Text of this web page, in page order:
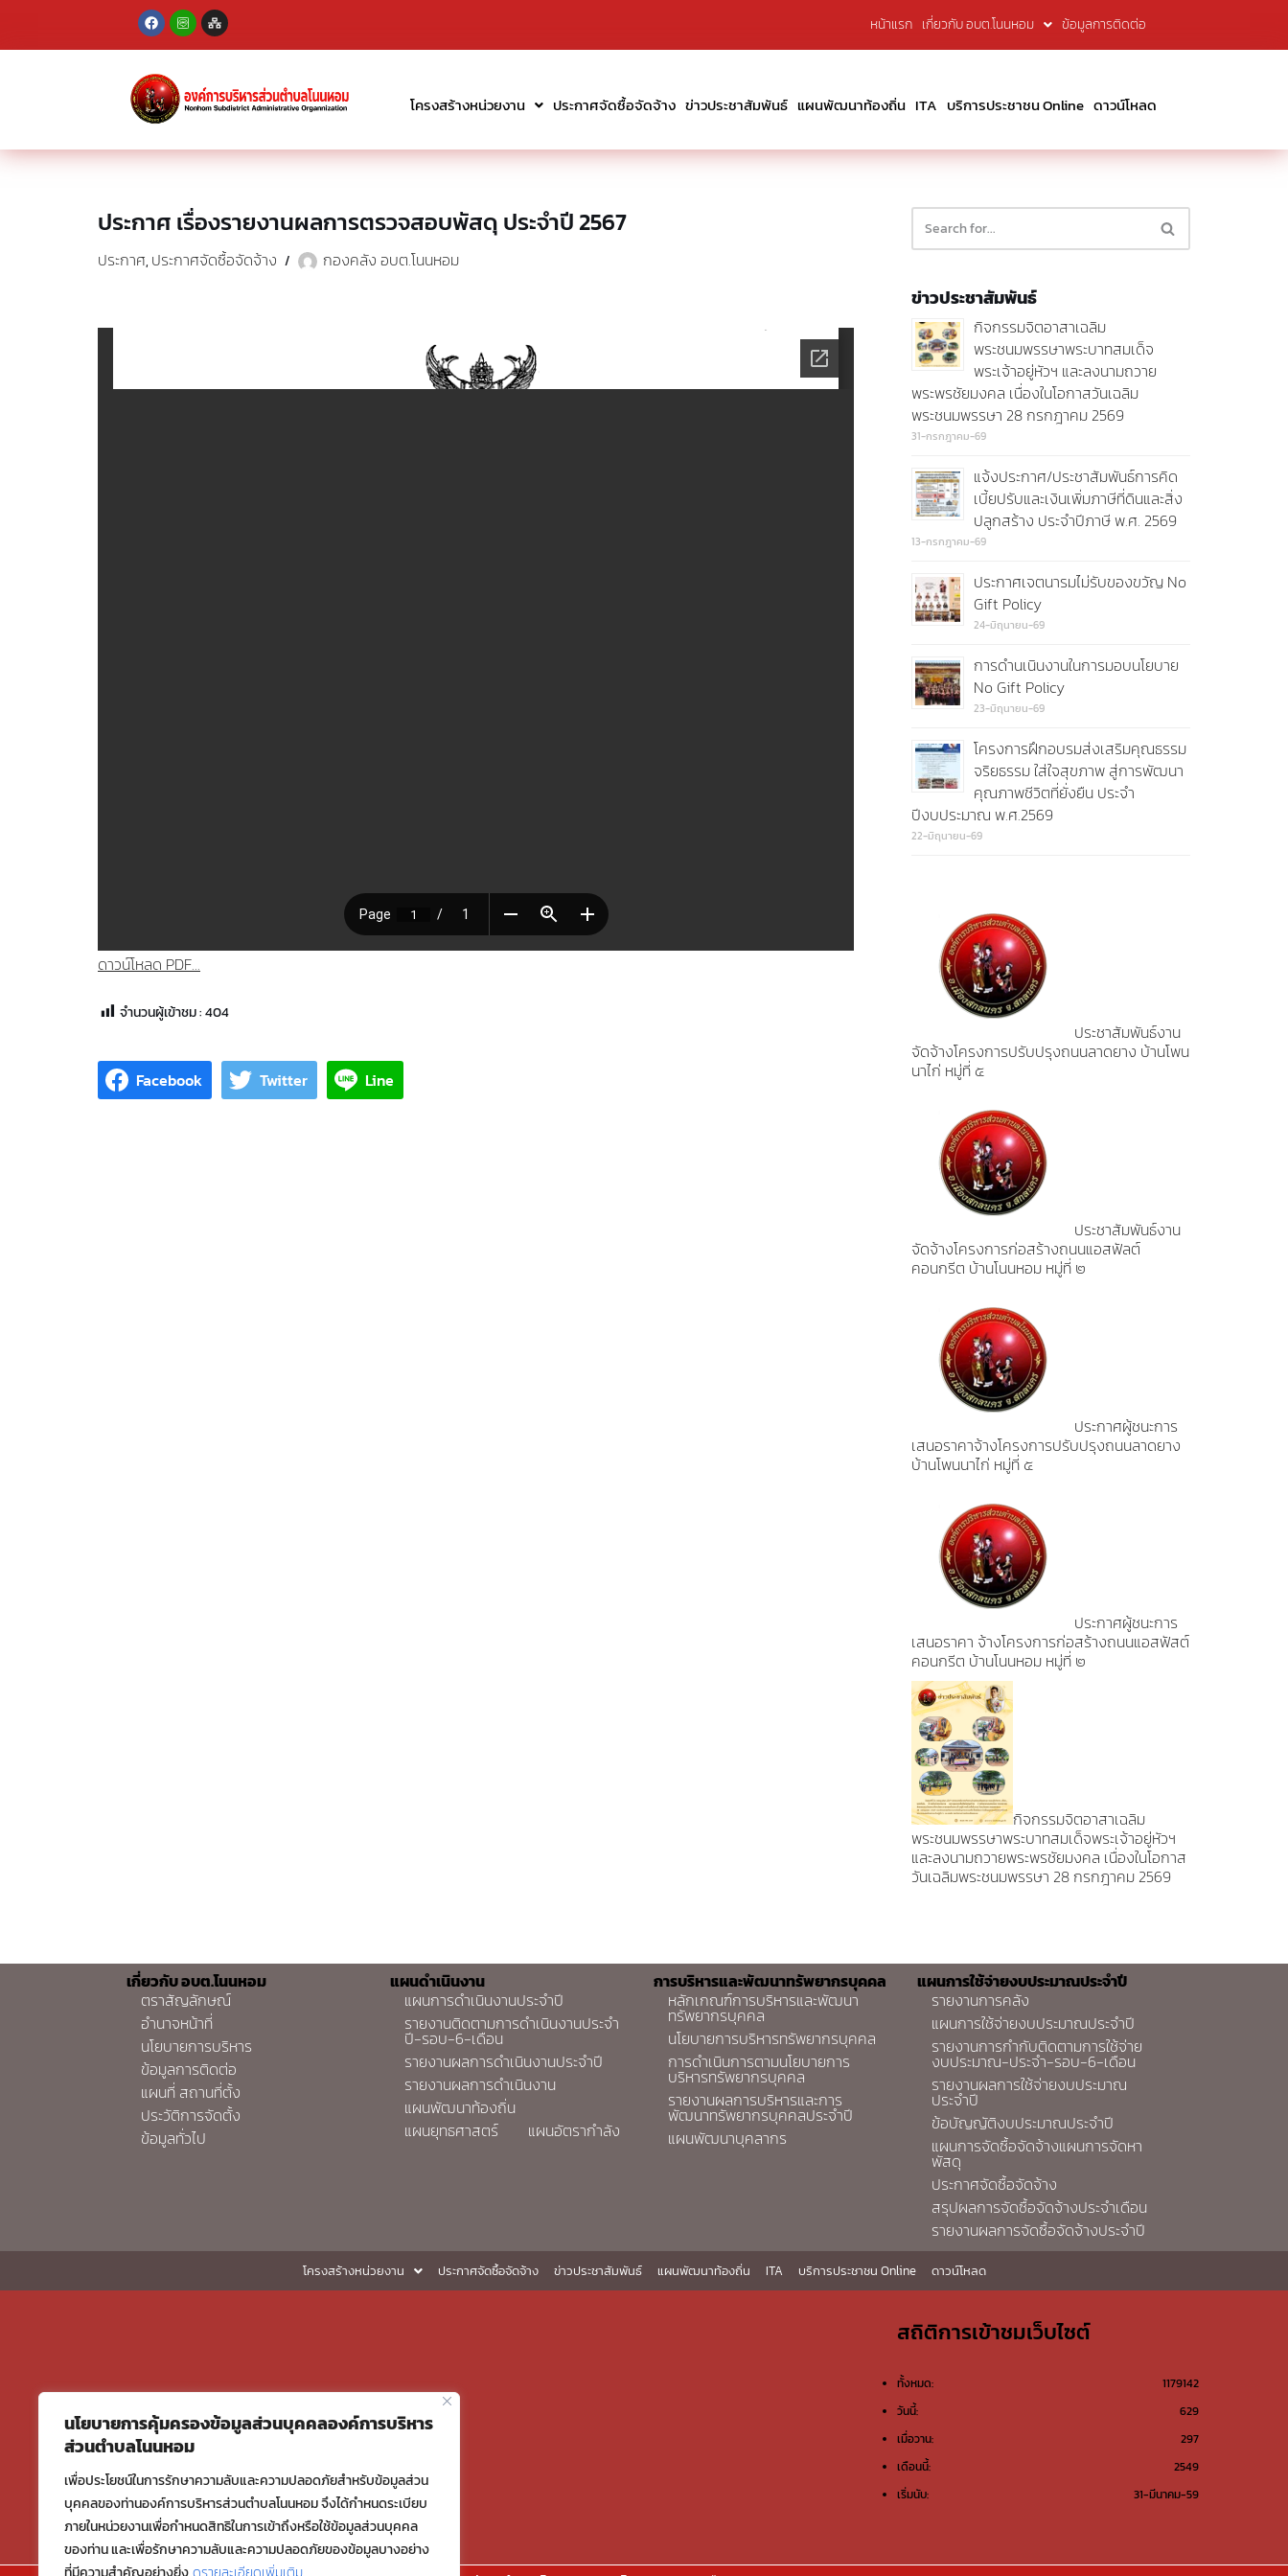
นโยบายการคุ้มครองข้อมูลส่วนบุคคลองค์การบริหาร
ส่วนตำบลโนนหอม
เพื่อประโยชน์ในการรักษาความลับและความปลอดภัยสำหรับข้อมูลส่วน
บุคคลของท่านองค์การบริหารส่วนตำบลโนนหอม จึงได้กำหนดระเบียบ
ภายในหน่วยงานเพื่อกำหนดสิทธิในการเข้าถึงหรือใช้ข้อมูลส่วนบุคคล
ของท่าน และเพื่อรักษาความลับและความปลอดภัยของข้อมูลบางอย่าง
Skip
หน้าแรก เกี่ยวกับ อบต.โนนหอม ข้อมูลการติดต่อ
โครงสร้างหน่วยงาน ประกาศจัดซื้อจัดจ้าง ข่าวประชาสัมพันธ์ แผนพัฒนาท้องถิ่น ITA บริการประชาชน Online ดาวน์โหลด
ประกาศ เรื่องรายงานผลการตรวจสอบพัสดุ ประจำปี 2567
ประกาศ, ประกาศจัดซื้อจัดจ้าง กองคลัง อบต.โนนหอม
ดาวน์โหลด PDF...
จำนวนผู้เข้าชม :404
Facebook Twitter Line
ข่าวประชาสัมพันธ์
กิจกรรมจิตอาสาเฉลิม
พระชนมพรรษาพระบาทสมเด็จ
พระเจ้าอยู่หัวฯ และลงนามถวาย
พระพรชัยมงคล เนื่องในโอกาสวันเฉลิม
พระชนมพรรษา 28 กรกฎาคม 2569
31-กรกฎาคม-69
แจ้งประกาศ/ประชาสัมพันธ์การคิด
เบี้ยปรับและเงินเพิ่มภาษีที่ดินและสิ่ง
ปลูกสร้าง ประจำปีภาษี พ.ศ. 2569
13-กรกฎาคม-69
ประกาศเจตนารมไม่รับของขวัญ No
Gift Policy
24-มิถุนายน-69
การดำนเนินงานในการมอบนโยบาย
No Gift Policy
23-มิถุนายน-69
โครงการฝึกอบรมส่งเสริมคุณธรรม
จริยธรรม ใส่ใจสุขภาพ สู่การพัฒนา
คุณภาพชีวิตที่ยั่งยืน ประจำ
ปีงบประมาณ พ.ศ.2569
22-มิถุนายน-69
ประชาสัมพันธ์งาน
จัดจ้างโครงการปรับปรุงถนนลาดยาง บ้านโพน
นาไก่ หมู่ที่ ๕
ประชาสัมพันธ์งาน
จัดจ้างโครงการก่อสร้างถนนแอสฟัลต์
คอนกรีต บ้านโนนหอม หมู่ที่ ๒
ประกาศผู้ชนะการ
เสนอราคาจ้างโครงการปรับปรุงถนนลาดยาง
บ้านโพนนาไก่ หมู่ที่ ๕
ประกาศผู้ชนะการ
เสนอราคา จ้างโครงการก่อสร้างถนนแอสฟัสต์
คอนกรีต บ้านโนนหอม หมู่ที่ ๒
กิจกรรมจิตอาสาเฉลิม
พระชนมพรรษาพระบาทสมเด็จพระเจ้าอยู่หัวฯ
และลงนามถวายพระพรชัยมงคล เนื่องในโอกาส
วันเฉลิมพระชนมพรรษา 28 กรกฎาคม 2569
เกี่ยวกับ อบต.โนนหอม
ตราสัญลักษณ์
อำนาจหน้าที่
นโยบายการบริหาร
ข้อมูลการติดต่อ
แผนที่ สถานที่ตั้ง
ประวัติการจัดตั้ง
ข้อมูลทั่วไป
แผนดำเนินงาน
แผนการดำเนินงานประจำปี
รายงานติดตามการดำเนินงานประจำ
ปี-รอบ-6-เดือน
รายงานผลการดำเนินงานประจำปี
รายงานผลการดำเนินงาน
แผนพัฒนาท้องถิ่น
แผนยุทธศาสตร์
แผนอัตรากำลัง
การบริหารและพัฒนาทรัพยากรบุคคล
หลักเกณฑ์การบริหารและพัฒนา
ทรัพยากรบุคคล
นโยบายการบริหารทรัพยากรบุคคล
การดำเนินการตามนโยบายการ
บริหารทรัพยากรบุคคล
รายงานผลการบริหารและการ
พัฒนาทรัพยากรบุคคลประจำปี
แผนพัฒนาบุคลากร
แผนการใช้จ่ายงบประมาณประจำปี
รายงานการคลัง
แผนการใช้จ่ายงบประมาณประจำปี
รายงานการกำกับติดตามการใช้จ่าย
งบประมาณ-ประจำ-รอบ-6-เดือน
รายงานผลการใช้จ่ายงบประมาณ
ประจำปี
ข้อบัญญัติงบประมาณประจำปี
แผนการจัดซื้อจัดจ้างแผนการจัดหา
พัสดุ
ประกาศจัดซื้อจัดจ้าง
สรุปผลการจัดซื้อจัดจ้างประจำเดือน
รายงานผลการจัดซื้อจัดจ้างประจำปี
โครงสร้างหน่วยงาน ประกาศจัดซื้อจัดจ้าง ข่าวประชาสัมพันธ์ แผนพัฒนาท้องถิ่น ITA บริการประชาชน Online ดาวน์โหลด
สถิติการเข้าชมเว็บไซต์
1179142
ทั้งหมด:
629
วันนี้:
297
เมื่อวาน:
2549
เดือนนี้:
31-มีนาคม-59
เริ่มนับ: